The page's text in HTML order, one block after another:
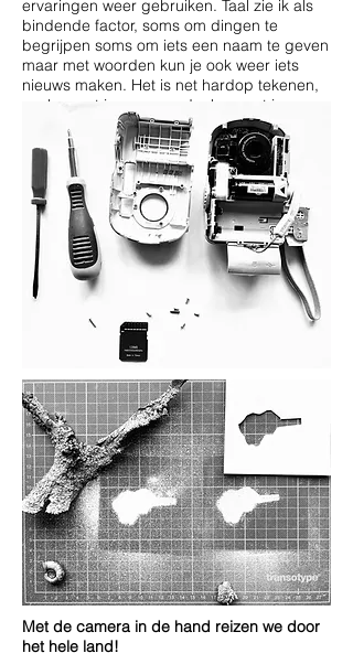
ervaringen weer gebruiken. Taal zie ik als
bindende factor, soms om dingen te
begrijpen soms om iets een naam te geven
maar met woorden kun je ook weer iets
nieuws maken. Het is net hardop tekenen,
voelen met je ogen en denken met je
handen, en alles heeft een verhaal.
Met de camera in de hand reizen we door
het hele land!